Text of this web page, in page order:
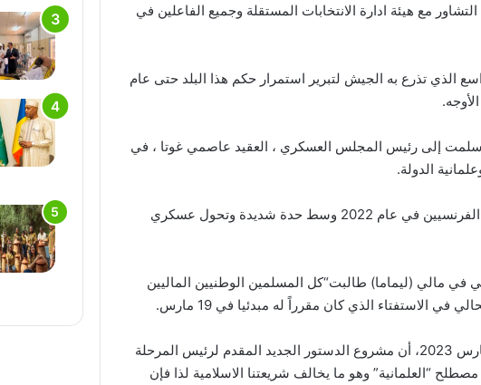
مع هيئة ادارة الانتخابات المستقلة وجميع الفاعلين في
الذي تذرع به الجيش لتبرير استمرار حكم هذا البلد حتى عام
إلى رئيس المجلس العسكري ، العقيد عاصمي غوتا ، في
وخلال الفترة الماضية، طرد المجلس العسكري الجنود الفرنسيين في عام 2022 وسط حدة شديدة وتحول عسكري
في مالي (ليماما) طالبت“كل المسلمين الوطنيين الماليين
الذي كان مقرراً له مبدئيا في 19 مارس.
وقالت في مؤتمر صحفي عقد يوم الثلاثاء الماضي 7 مارس 2023، أن مشروع الدستور الجديد المقدم لرئيس المرحلة
جويتا، بتاريخ 27 فبراير تضمن مصطلح “العلمانية” وهو ما يخالف شريعتنا الاسلامية لذا فإن